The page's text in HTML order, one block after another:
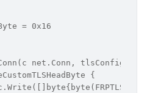
= 0x16
net.Conn, tlsConfig
{